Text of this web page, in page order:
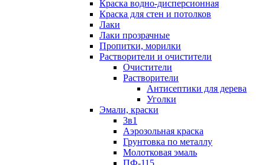
Краска водно-дисперсионная
Краска для стен и потолков
Лаки
Лаки прозрачные
Пропитки, морилки
Растворители и очистители
Очистители
Растворители
Антисептики для дерева
Уголки
Эмали, краски
3в1
Аэрозольная краска
Грунтовка по металлу
Молотковая эмаль
ПФ-115